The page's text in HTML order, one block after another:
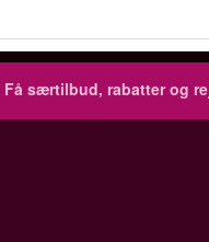
Få særtilbud, rabatter og